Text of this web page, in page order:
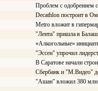
Проблем с одобрением
Decathlon построит в
Меtrо вложит в
"Лента" пришла в
«Алкогольные»
"Эссен" упрочил
В Саратове начали
Сбербанк и "М.Видео"
"Ашан" вложил 380 млн